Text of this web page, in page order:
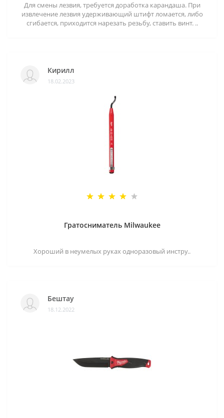
Для смены лезвия, требуется доработка карандаша. При
извлечение лезвия удерживающий штифт ломается, либо
сгибается, приходится нарезать резьбу, ставить винт. ..
Кирилл
18.02.2023
Гратосниматель Milwaukee
Хороший в неумелых руках одноразовый инстру..
Бештау
18.12.2022